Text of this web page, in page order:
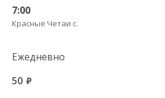
7:00
Красные Четаи с.
Ежедневно
50 руб.